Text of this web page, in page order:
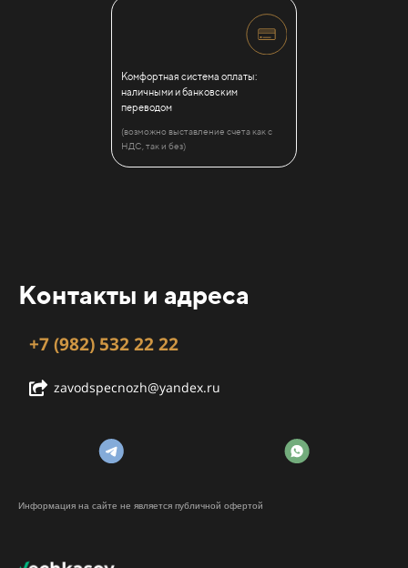
Комфортная система оплаты:
наличными и банковским
переводом
(возможно выставление счета как с
НДС, так и без)
Контакты и адреса
+7 (982) 532 22 22
zavodspecnozh@yandex.ru
Информация на сайте не является публичной офертой